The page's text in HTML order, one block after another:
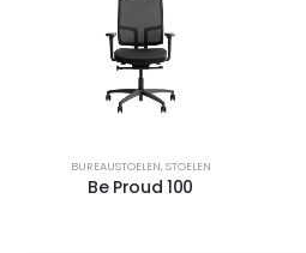
BUREAUSTOELEN,STOELEN
Be Proud 100